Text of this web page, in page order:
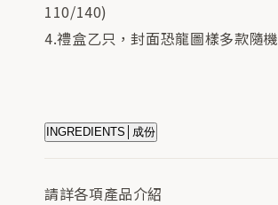
110/140)
4.禮盒乙只，封面恐龍圖樣多款隨機
INGREDIENTS│成份
請詳各項產品介紹